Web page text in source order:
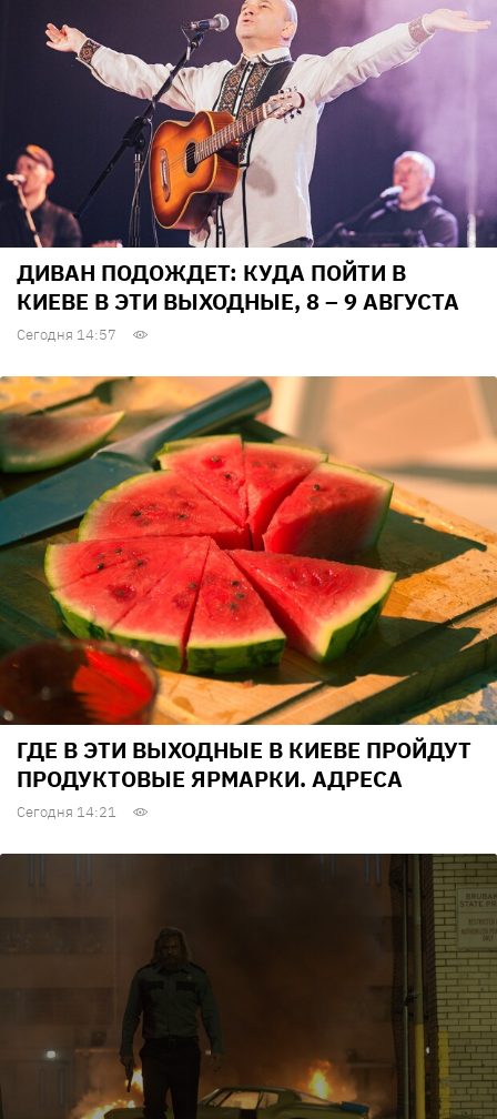
ДИВАН ПОДОЖДЕТ: КУДА ПОЙТИ В
КИЕВЕ В ЭТИ ВЫХОДНЫЕ, 8 – 9 АВГУСТА
Сегодня 14:57
ГДЕ В ЭТИ ВЫХОДНЫЕ В КИЕВЕ ПРОЙДУТ
ПРОДУКТОВЫЕ ЯРМАРКИ. АДРЕСА
Сегодня 14:21